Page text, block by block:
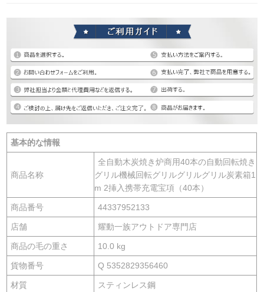
基本的な情報
商品名称
全自動木炭焼き炉商用40本の自動回転焼き
グリル機械回転グリルグリルグリル炭素箱1
m 2挿入携帯充電宝項（40本）
商品番号 44337952133
店舗 耀動一族アウトドア専門店
商品の毛の重さ 10.0 kg
貨物番号 Q 5352829356460
材質 スティンレス鋼